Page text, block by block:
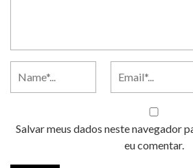
Salvar meus dados neste navegador
eu comentar.